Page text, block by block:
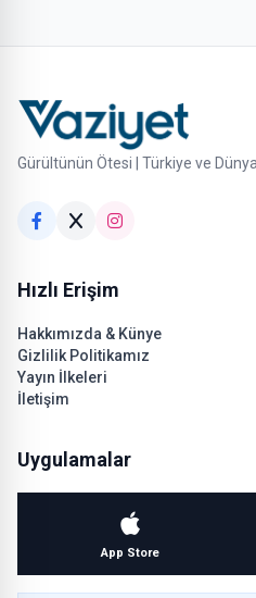
Gürültünün Ötesi | Türkiye ve
Hızlı Erişim
Hakkımızda & Künye
Gizlilik Politikamız
Yayın İlkeleri
İletişim
Uygulamalar
App Store